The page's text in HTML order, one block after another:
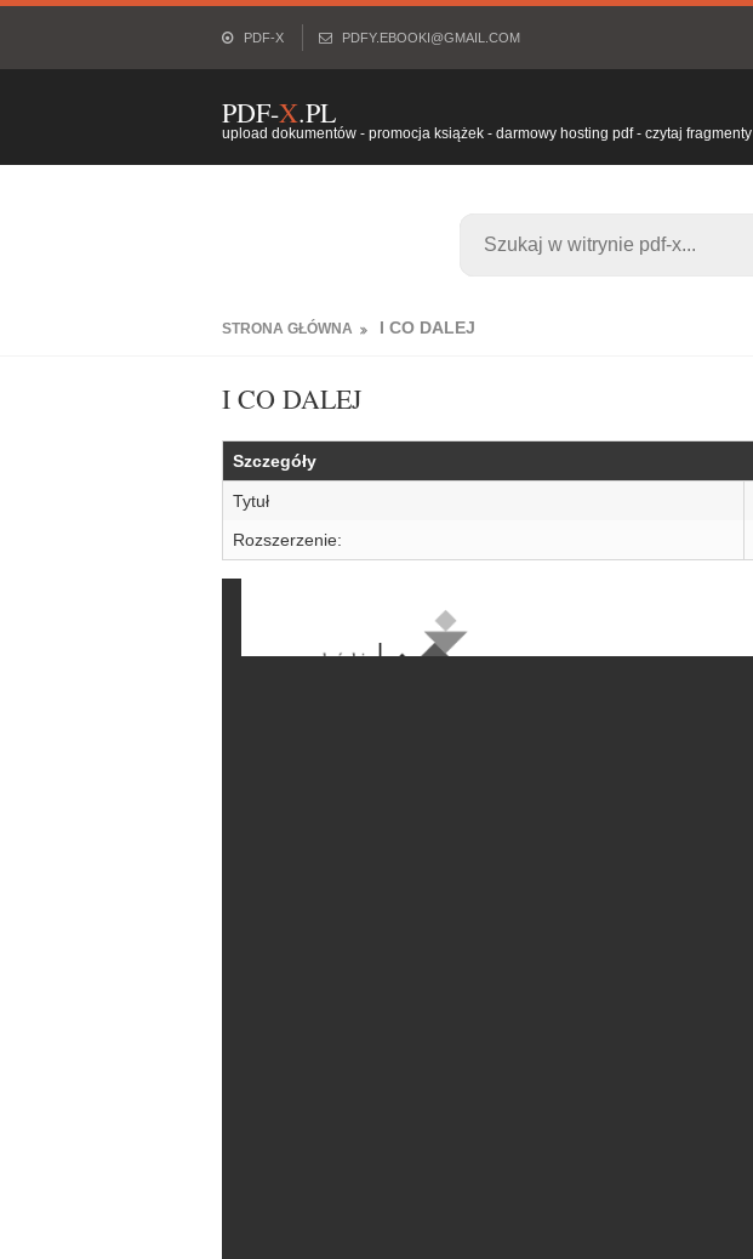
PDF-X PDFY.EBOOKI@GMAIL.COM
PDF-X.PL
upload dokumentów - promocja książek - darmowy hosting pdf - czytaj fragmenty
STRONA GŁÓWNA I CO DALEJ
I CO DALEJ
Szczegóły
Tytuł
Rozszerzenie: